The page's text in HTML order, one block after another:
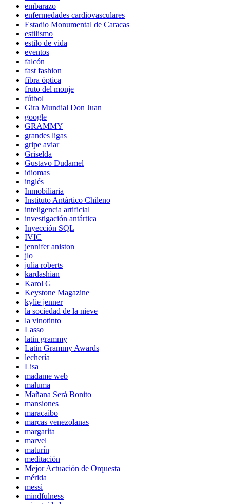
embarazo
enfermedades cardiovasculares
Estadio Monumental de Caracas
estilismo
estilo de vida
eventos
falcón
fast fashion
fibra óptica
fruto del monje
fútbol
Gira Mundial Don Juan
google
GRAMMY
grandes ligas
gripe aviar
Griselda
Gustavo Dudamel
idiomas
inglés
Inmobiliaria
Instituto Antártico Chileno
inteligencia artificial
investigación antártica
Inyección SQL
IVIC
jennifer aniston
jlo
julia roberts
kardashian
Karol G
Keystone Magazine
kylie jenner
la sociedad de la nieve
la vinotinto
Lasso
latin grammy
Latin Grammy Awards
lechería
Lisa
madame web
maluma
Mañana Será Bonito
mansiones
maracaibo
marcas venezolanas
margarita
marvel
maturín
meditación
Mejor Actuación de Orquesta
mérida
messi
mindfulness